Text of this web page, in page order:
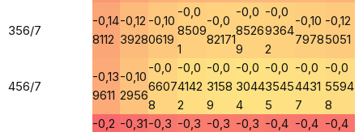
356/7
-0,14
8112
-0,12
3928
-0,10
0619
-0,0
8509
1
-0,0
82171
-0,0
8526
9
-0,0
9364
2
-0,10
7978
-0,12
5051
456/7
-0,13
9611
-0,10
2956
-0,0
6607
8
-0,0
4142
2
-0,0
3158
9
-0,0
3044
4
-0,0
3545
5
-0,0
4431
7
-0,0
5594
8
-0,2 -0,31-0,3 -0,3 -0,3 -0,3 -0,4 -0,4 -0,4